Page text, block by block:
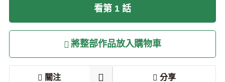
看第 1 話
將整部作品放入購物車
關注 分享